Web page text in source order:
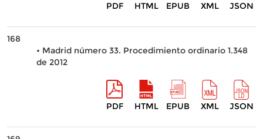
PDF HTML EPUB XML JSON
168
• Madrid número 33. Procedimiento ordinario 1.348
de 2012
PDF HTML EPUB XML JSON